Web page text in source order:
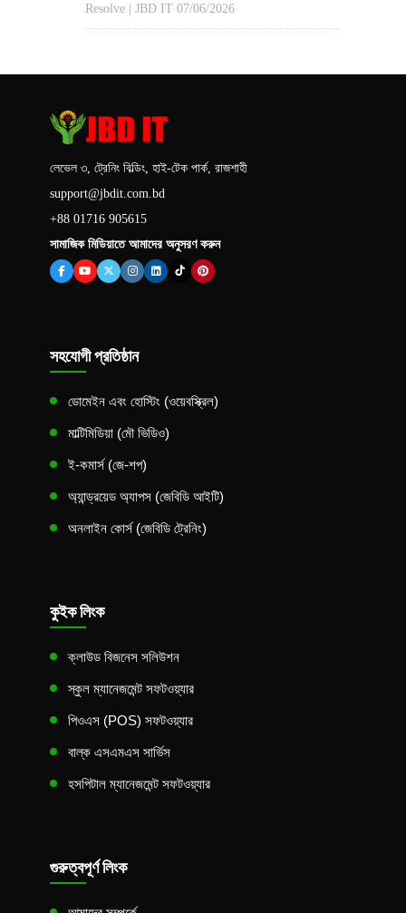
Resolve | JBD IT 07/06/2026
লেভেল ৩, ট্রেনিং বিল্ডিং, হাই-টেক পার্ক, রাজশাহী
support@jbdit.com.bd
+88 01716 905615
সামাজিক মিডিয়াতে আমাদের অনুসরণ করুন
সহযোগী প্রতিষ্ঠান
ডোমেইন এবং হোস্টিং (ওয়েবস্ক্রিল)
মাল্টিমিডিয়া (মৌ ভিডিও)
ই-কমার্স (জে-শপ)
অ্যান্ড্রয়েড অ্যাপস (জেবিডি আইটি)
অনলাইন কোর্স (জেবিডি ট্রেনিং)
কুইক লিংক
ক্লাউড বিজনেস সলিউশন
স্কুল ম্যানেজমেন্ট সফটওয়্যার
পিওএস (POS) সফটওয়্যার
বাল্ক এসএমএস সার্ভিস
হসপিটাল ম্যানেজমেন্ট সফটওয়্যার
গুরুত্বপূর্ণ লিংক